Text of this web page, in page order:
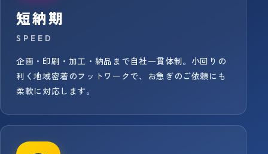
短納期
SPEED
企画・印刷・加工・納品まで自社一貫体制。小回りの
利く地域密着のフットワークで、お急ぎのご依頼にも
柔軟に対応します。